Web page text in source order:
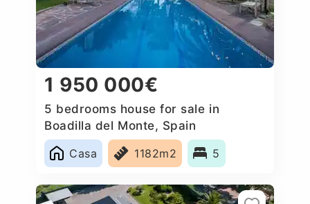
1 950 000€
5 bedrooms house for sale in
Boadilla del Monte, Spain
Casa
1182m2 5